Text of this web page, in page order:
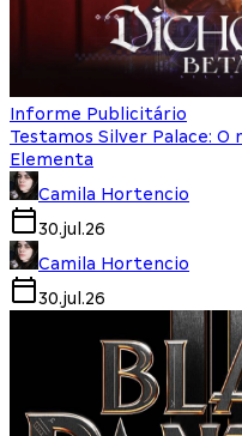
Informe Publicitário
Testamos Silver Palace: O
Elementa
Camila Hortencio
30.jul.26
Camila Hortencio
30.jul.26